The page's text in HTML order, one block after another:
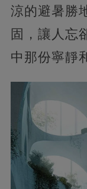
涼的避暑勝
固，讓人忘
中那份寧靜